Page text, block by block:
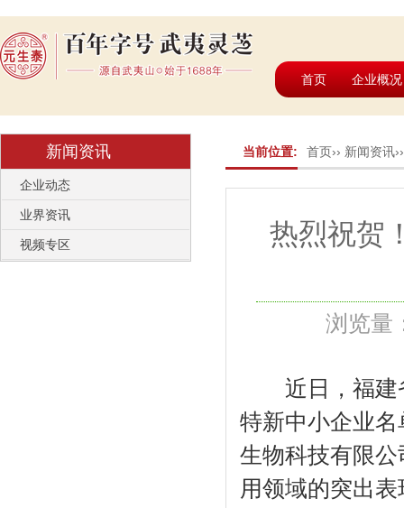
首页 企业概况
新闻资讯
企业动态
业界资讯
视频专区
当前位置: 首页›› 新闻资讯
热烈祝贺
浏览量
近日，福建省
特新中小企业
生物科技有限公
用领域的突出